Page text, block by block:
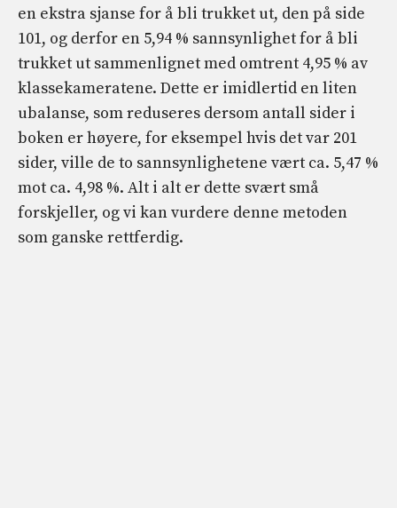
en ekstra sjanse for å bli trukket ut, den på side
101, og derfor en 5,94 % sannsynlighet for å bli
trukket ut sammenlignet med omtrent 4,95 % av
klassekameratene. Dette er imidlertid en liten
ubalanse, som reduseres dersom antall sider i
boken er høyere, for eksempel hvis det var 201
sider, ville de to sannsynlighetene vært ca. 5,47 %
mot ca. 4,98 %. Alt i alt er dette svært små
forskjeller, og vi kan vurdere denne metoden
som ganske rettferdig.